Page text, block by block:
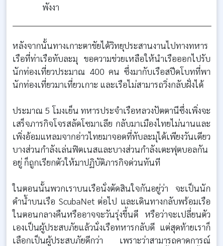
พังงา
หลังจากนั้นทางเกาะตาชัยได้วิทยุประสานงานไปทางทหาร
เรือที่ท่าเรือทับละมุ ขอความช่วยเหลือให้นำเรือออกไปรับ
นักท่องเที่ยวประมาณ 400 คน ซึ่งมากับเรือสปีดโบทที่พา
นักท่องเที่ยวมาเที่ยวเกาะ และเรือไม่สามารถวิ่งกลับฝั่งได้
ประมาณ 5 โมงเย็น ทหารประจำเรือหลวงปัตตานีซึ่งเพิ่งจะ
เสร็จภารกิจโจรสลัดโซมาเลีย กลับมาเมืองไทยไม่นานและ
เพิ่งอ้อมแหลมจากอ่าวไทยมาจอดที่ทับละมุได้เพียงวันเดียว
บางส่วนกำลังเล่นฟิตเนสและบางส่วนกำลังเตะฟุตบอลกัน
อยู่ ก็ถูกเรียกตัวให้มาปฏิบัติภารกิจด่วนทันที
ในตอนนั้นพวกเราบนเรือนั่งตัดสินใจกันอยู่ว่า จะเป็นนัก
ดำน้ำบนเรือ ScubaNet ต่อไป และเดินทางกลับพร้อมเรือ
ในตอนกลางคืนหรืออาจจะวันรุ่งขึ้นดี หรือว่าจะเปลี่ยนตัว
เองเป็นผู้ประสบภัยแล้วนั่งเรือทหารกลับดี แต่สุดท้ายเราก็
เลือกเป็นผู้ประสบภัยดีกว่า เพราะว่าสามารถคาดการณ์